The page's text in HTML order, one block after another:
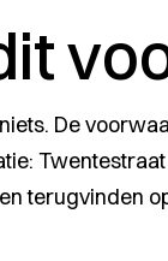
De
terugvinden